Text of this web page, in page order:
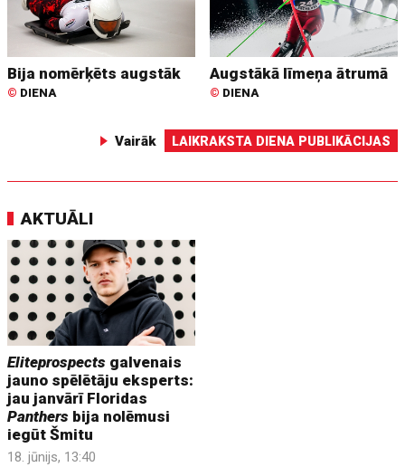
Bija nomērķēts augstāk
© DIENA
Augstākā līmeņa ātrumā
© DIENA
Vairāk LAIKRAKSTA DIENA PUBLIKĀCIJAS
AKTUĀLI
Eliteprospects galvenais
jauno spēlētāju eksperts:
jau janvārī Floridas
Panthers bija nolēmusi
iegūt Šmitu
18. jūnijs, 13:40